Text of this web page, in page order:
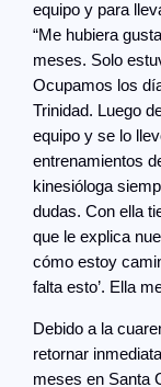
equipo y para
“Me hubiera
meses. Solo
Ocupamos los
Trinidad. Luego
equipo y se lo
entrenamientos
kinesióloga
dudas. Con ella
que le explica
cómo estoy
falta esto’. Ella
Debido a la
retornar
meses en Santa